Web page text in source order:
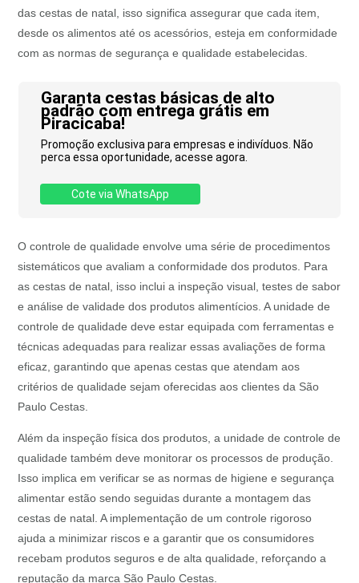
das cestas de natal, isso significa assegurar que cada item,
desde os alimentos até os acessórios, esteja em conformidade
com as normas de segurança e qualidade estabelecidas.
Garanta cestas básicas de alto
padrão com entrega grátis em
Piracicaba!
Promoção exclusiva para empresas e indivíduos. Não
perca essa oportunidade, acesse agora.
Cote via WhatsApp
O controle de qualidade envolve uma série de procedimentos
sistemáticos que avaliam a conformidade dos produtos. Para
as cestas de natal, isso inclui a inspeção visual, testes de sabor
e análise de validade dos produtos alimentícios. A unidade de
controle de qualidade deve estar equipada com ferramentas e
técnicas adequadas para realizar essas avaliações de forma
eficaz, garantindo que apenas cestas que atendam aos
critérios de qualidade sejam oferecidas aos clientes da São
Paulo Cestas.
Além da inspeção física dos produtos, a unidade de controle de
qualidade também deve monitorar os processos de produção.
Isso implica em verificar se as normas de higiene e segurança
alimentar estão sendo seguidas durante a montagem das
cestas de natal. A implementação de um controle rigoroso
ajuda a minimizar riscos e a garantir que os consumidores
recebam produtos seguros e de alta qualidade, reforçando a
reputação da marca São Paulo Cestas.